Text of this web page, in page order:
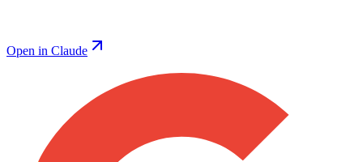
Open in Claude